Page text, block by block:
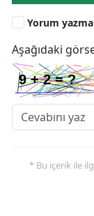
Yorum
Aşağıdaki
* Bu içerik ile